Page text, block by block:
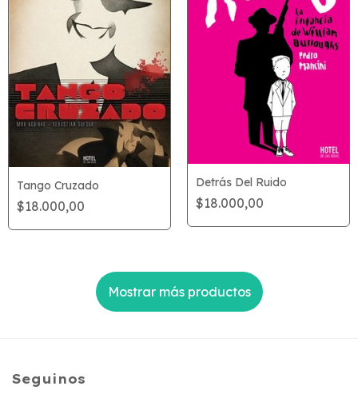
Tango Cruzado
$18.000,00
Detrás Del Ruido
$18.000,00
Mostrar más productos
Seguinos